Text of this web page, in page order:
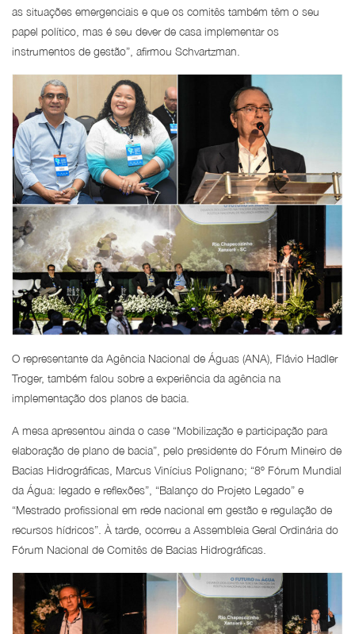
as situações emergenciais e que os comitês também têm o seu
papel político, mas é seu dever de casa implementar os
instrumentos de gestão”, afirmou Schvartzman.
O representante da Agência Nacional de Águas (ANA), Flávio Hadler
Troger, também falou sobre a experiência da agência na
implementação dos planos de bacia.
A mesa apresentou ainda o case “Mobilização e participação para
elaboração de plano de bacia”, pelo presidente do Fórum Mineiro de
Bacias Hidrográficas, Marcus Vinícius Polignano; “8º Fórum Mundial
da Água: legado e reflexões”, “Balanço do Projeto Legado” e
“Mestrado profissional em rede nacional em gestão e regulação de
recursos hídricos”. À tarde, ocorreu a Assembleia Geral Ordinária do
Fórum Nacional de Comitês de Bacias Hidrográficas.